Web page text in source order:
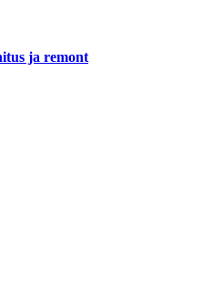
ja remont